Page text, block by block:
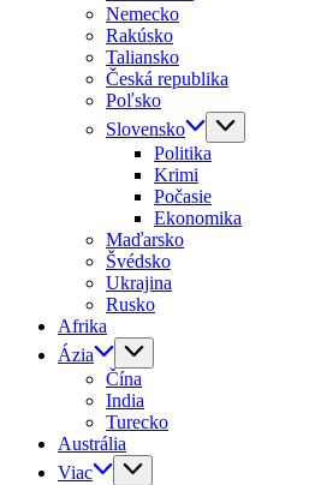
Nemecko
Rakúsko
Taliansko
Česká republika
Poľsko
Slovensko
Politika
Krimi
Počasie
Ekonomika
Maďarsko
Švédsko
Ukrajina
Rusko
Afrika
Ázia
Čína
India
Turecko
Austrália
Viac